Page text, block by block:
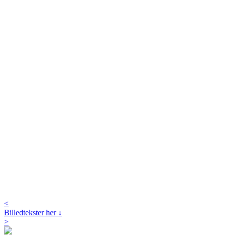
<
Billedtekster her ↓
>